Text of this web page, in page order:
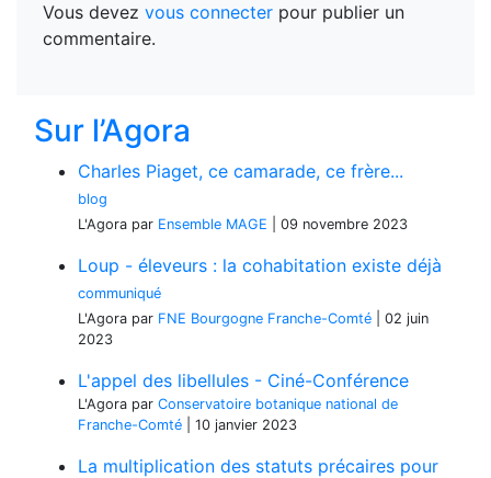
Vous devez vous connecter pour publier un
commentaire.
Sur l’Agora
Charles Piaget, ce camarade, ce frère...
blog
L'Agora par Ensemble MAGE 09 novembre 2023
Loup - éleveurs : la cohabitation existe déjà
communiqué
L'Agora par FNE Bourgogne Franche-Comté
02 juin
2023
L'appel des libellules - Ciné-Conférence
L'Agora par Conservatoire botanique national de
Franche-Comté
10 janvier 2023
La multiplication des statuts précaires pour